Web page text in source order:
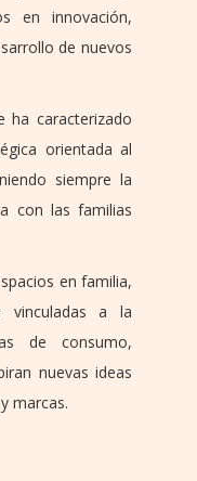
en innovación,
de nuevos
caracterizado
orientada al
siempre la
con las familias
en familia,
vinculadas a la
de consumo,
nuevas ideas
marcas.